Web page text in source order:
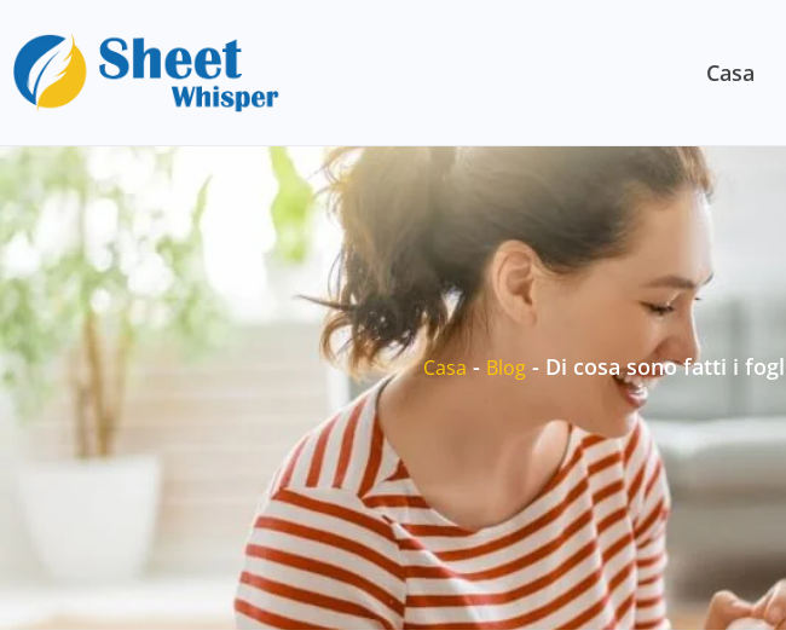
Casa
Casa - Blog - Di cosa sono fatti i